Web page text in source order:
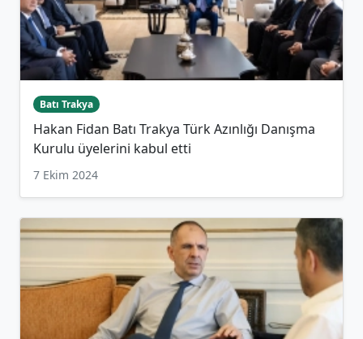
Batı Trakya
Hakan Fidan Batı Trakya Türk Azınlığı Danışma
Kurulu üyelerini kabul etti
7 Ekim 2024